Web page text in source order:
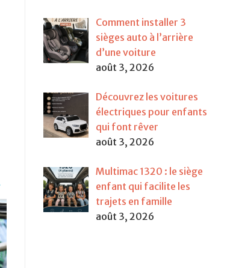
Comment installer 3
sièges auto à l’arrière
d’une voiture
août 3, 2026
Découvrez les voitures
électriques pour enfants
qui font rêver
août 3, 2026
Multimac 1320 : le siège
enfant qui facilite les
trajets en famille
août 3, 2026